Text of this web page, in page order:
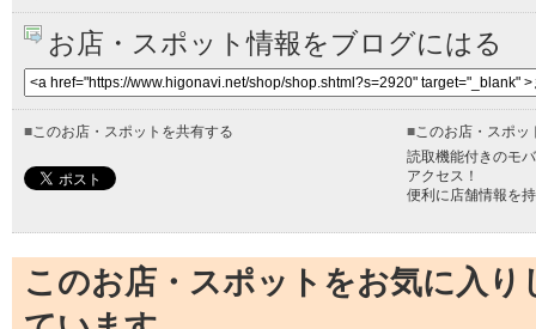
お店・スポット情報をブログにはる
■このお店・スポットを共有する ■このお店・スポッ
読取機能付きのモ
アクセス！
便利に店舗情報を
このお店・スポットをお気に入